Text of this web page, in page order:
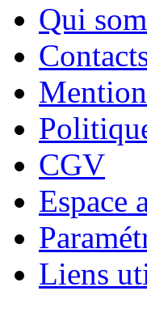
Qui
CGV
Espace
Liens